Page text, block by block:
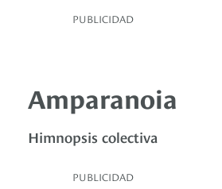
PUBLICIDAD
Amparanoia
Himnopsis colectiva
PUBLICIDAD